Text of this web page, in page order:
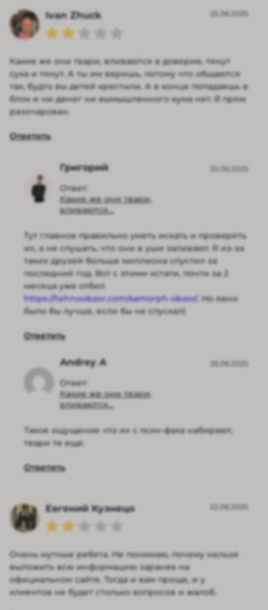
Ivan Zhuck 25.06.2025
Какие же они твари, вливаются в доверие, тянут
сука и тянут. А ты им веришь, потому что общаются
так, будто вы детей крестили. А в конце попадаешь в
блок и ни денег ни вымышленного кума нет. Я прям
разочарован.
Ответить
Григорий
Ответ:
Какие же они твари,
вливаются...
25.06.2025
Тут главное правильно уметь искать и проверять
их, а не слушать, что они в уши заливают. Я из-за
таких друзей больше миллиона спустил за
последний год. Вот с этими кстати, почти за 2
месяца уже отбил
https://tehnoobzor.com/samorph-obzor/ . Но явно
было бы лучше, если бы не спускал)
Ответить
Andrey A
Ответ:
Какие же они твари,
вливаются...
26.06.2025
Такое ощущение что их с псих-фака набирают,
твари те еще.
Ответить
Евгений Кузнецо 22.06.2025
Очень мутные ребята. Не понимаю, почему нельзя
выложить всю информацию заранее на
официальном сайте. Тогда и вам проще, и у
клиентов не будет столько вопросов и жалоб.